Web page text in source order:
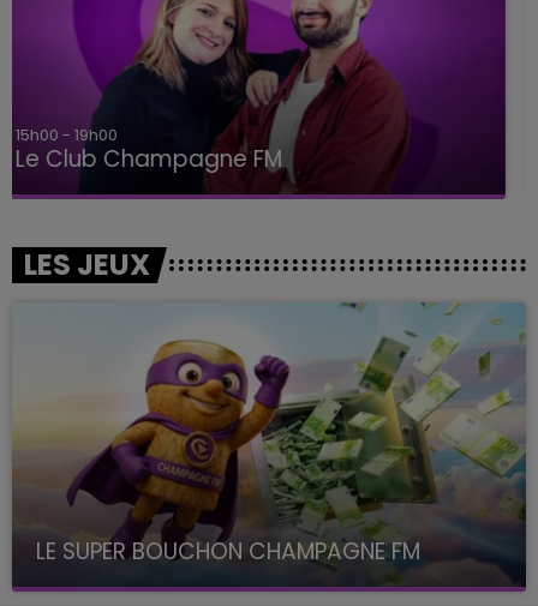
19h00 - 19h15
LA POP MACHINE - CHAMPAGNE FM
LES JEUX
LE SUPER BOUCHON CHAMPAGNE FM
avec La Famille Champagne FM, à 8H10